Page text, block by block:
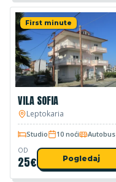
First minute
VILA SOFIA
Leptokaria
Studio 10 noći Autobus
OD
25€ Pogledaj